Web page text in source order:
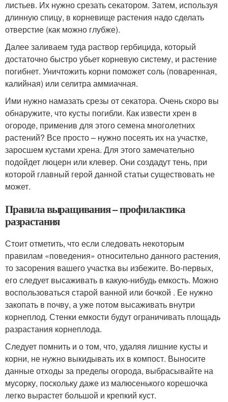
листьев. Их нужно срезать секатором. Затем, используя
длинную спицу, в корневище растения надо сделать
отверстие (как можно глубже).
Далее заливаем туда раствор гербицида, который
достаточно быстро убьет корневую систему, и растение
погибнет. Уничтожить корни поможет соль (поваренная,
калийная) или селитра аммиачная.
Ими нужно намазать срезы от секатора. Очень скоро вы
обнаружите, что кусты погибли. Как извести хрен в
огороде, применив для этого семена многолетних
растений? Все просто – нужно посеять их на участке,
заросшем кустами хрена. Для этого замечательно
подойдет люцерн или клевер. Они создадут тень, при
которой главный герой данной статьи существовать не
может.
Правила выращивания – профилактика
разрастания
Стоит отметить, что если следовать некоторым
правилам «поведения» относительно данного растения,
то засорения вашего участка вы избежите. Во-первых,
его следует высаживать в какую-нибудь емкость. Можно
воспользоваться старой ванной или бочкой . Ее нужно
закопать в почву, а уже потом высаживать внутри
корнеплод. Стенки емкости будут ограничивать площадь
разрастания корнеплода.
Следует помнить и о том, что, удаляя лишние кусты и
корни, не нужно выкидывать их в компост. Выносите
данные отходы за пределы огорода, выбрасывайте на
мусорку, поскольку даже из малюсенького корешочка
легко вырастет большой и крепкий куст.